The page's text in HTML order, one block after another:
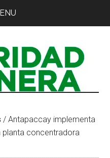
/ Antapaccay implementa
concentradora